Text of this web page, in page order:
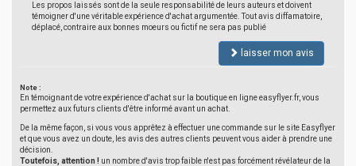
Les propos laissés sont de la seule responsabilité de leurs auteurs et doivent
témoigner d'une véritable expérience d'achat argumentée. Tout avis diffamatoire,
déplacé, contraire aux bonnes moeurs ou fictif ne sera pas publié
laisser mon avis
Note :
En témoignant de votre expérience d'achat sur la boutique en ligne easyflyer.fr, vous
permettez aux futurs clients d'être informé avant un achat.
De la même façon, si vous vous apprêtez à effectuer une commande sur le site Easyflyer
et que vous avez un doute, les avis des autres clients peuvent vous aider à prendre une
décision.
Toutefois, attention ! un nombre d'avis trop faible n'est pas forcément révélateur de la